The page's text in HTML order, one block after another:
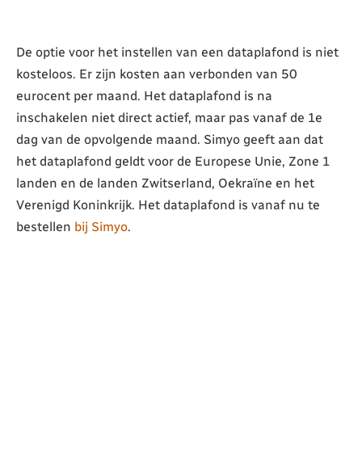
De optie voor het instellen van een dataplafond is niet
kosteloos. Er zijn kosten aan verbonden van 50
eurocent per maand. Het dataplafond is na
inschakelen niet direct actief, maar pas vanaf de 1e
dag van de opvolgende maand. Simyo geeft aan dat
het dataplafond geldt voor de Europese Unie, Zone 1
landen en de landen Zwitserland, Oekraïne en het
Verenigd Koninkrijk. Het dataplafond is vanaf nu te
bestellen bij Simyo.